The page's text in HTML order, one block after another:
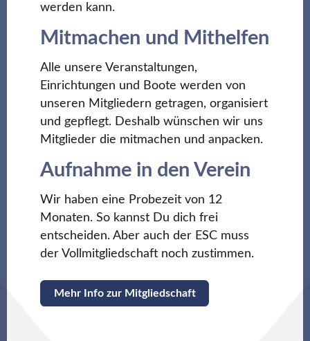
werden kann.
Mitmachen und Mithelfen
Alle unsere Veranstaltungen,
Einrichtungen und Boote werden von
unseren Mitgliedern getragen, organisiert
und gepflegt. Deshalb wünschen wir uns
Mitglieder die mitmachen und anpacken.
Aufnahme in den Verein
Wir haben eine Probezeit von 12
Monaten. So kannst Du dich frei
entscheiden. Aber auch der ESC muss
der Vollmitgliedschaft noch zustimmen.
Mehr Info zur Mitgliedschaft